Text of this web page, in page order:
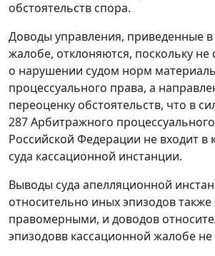
обстоятельств спора.
Доводы управления, приведенные
жалобе, отклоняются, поскольку не
о нарушении судом норм
процессуального права, а
переоценку обстоятельств, что в
287 Арбитражного
Российской Федерации не входит
суда кассационной инстанции.
Выводы суда апелляционной
относительно иных эпизодов также
правомерными, и доводов
эпизодовв кассационной жалобе